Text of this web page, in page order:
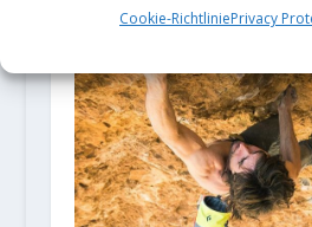
Cookie-RichtliniePrivacy